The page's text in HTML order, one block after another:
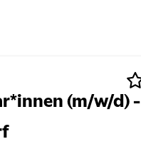
(m/w/d) -